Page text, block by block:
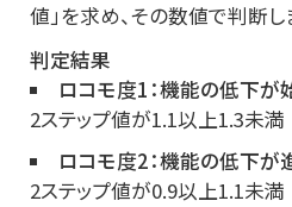
値」を求め、その数値で判断し
判定結果
ロコモ度1：機能の低下が
2ステップ値が1.1以上1.3未満
ロコモ度2：機能の低下が
2ステップ値が0.9以上1.1未満